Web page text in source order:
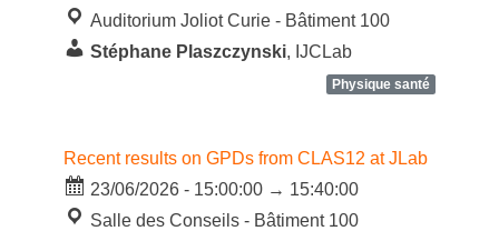
Auditorium Joliot Curie - Bâtiment 100
Stéphane Plaszczynski, IJCLab
Physique santé
Recent results on GPDs from CLAS12 at JLab
23/06/2026 - 15:00:00 → 15:40:00
Salle des Conseils - Bâtiment 100